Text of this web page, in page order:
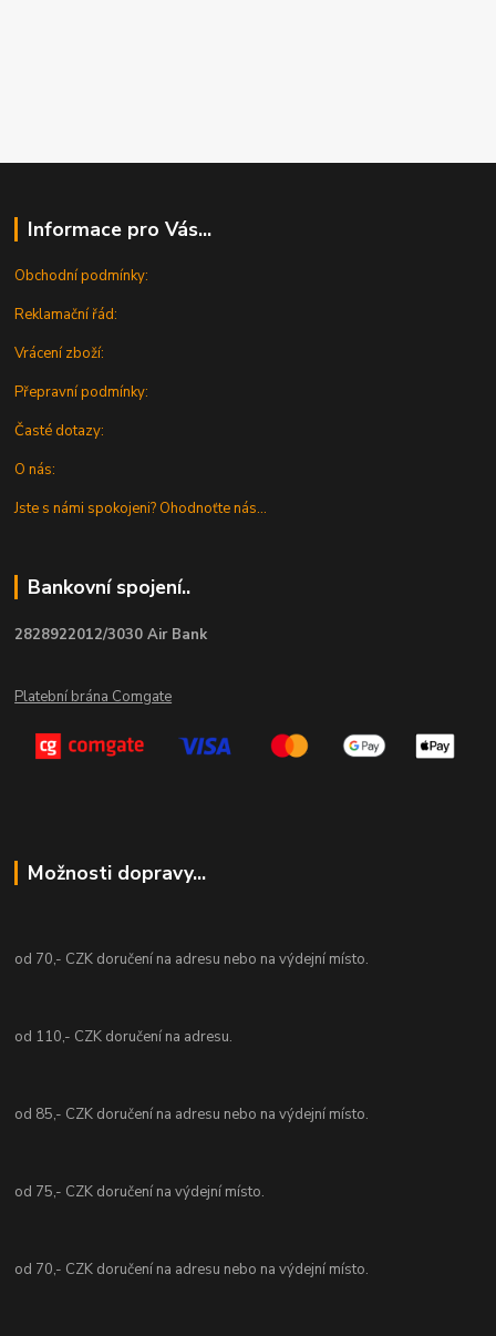
Informace pro Vás...
Obchodní podmínky:
Reklamační řád:
Vrácení zboží:
Přepravní podmínky:
Časté dotazy:
O nás:
Jste s námi spokojeni? Ohodnoťte nás...
Bankovní spojení..
2828922012/3030 Air Bank
Platební brána Comgate
Možnosti dopravy...
od 70,- CZK doručení na adresu nebo na výdejní místo.
od 110,- CZK doručení na adresu.
od 85,- CZK doručení na adresu nebo na výdejní místo.
od 75,- CZK doručení na výdejní místo.
od 70,- CZK doručení na adresu nebo na výdejní místo.